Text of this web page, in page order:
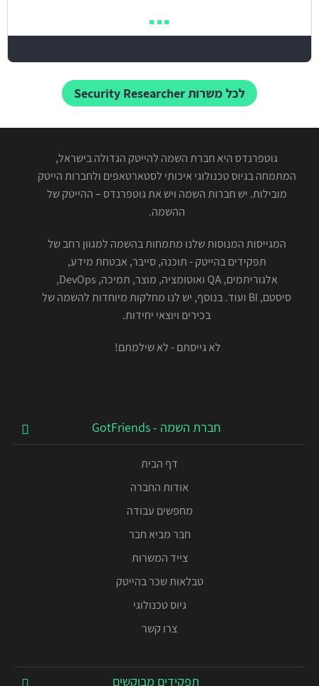
לכל משרות Security Researcher
גוטפרנדס היא חברת השמה להייטק הגדולה בישראל,
המתמחה בגיוס טכנולוגי איכותי לסטארטאפים ולחברות הייטק
מובילות. יש חברות השמה ויש את גוטפרנדס – ההייטק של
ההשמה.
המגייסות המנוסות שלנו מתמחות בהשמה למגוון רחב של
תפקידים בהייטק - תוכנה, סייבר, אבטחת מידע,
אלגוריתמים, QA ואוטומציה, מוצר, תמיכה, DevOps,
סיסטם, BI ועוד. בנוסף, יש לנו מחלקות מיוחדות להשמה של
בכירים ויוצאי יחידות.
לא גייסתם - לא שילמתם!
חברת השמה - GotFriends
דף הבית
אודות החברה
מחפשים עבודה
חבר מביא חבר
צייד המשרות
טבלאות שכר בהייטק
גיוס טכנולוגי
צרו קשר
תפקידים מבוקשים